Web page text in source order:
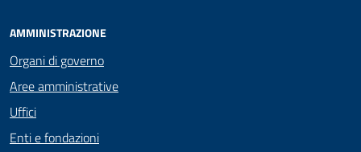
AMMINISTRAZIONE
Organi di governo
Aree amministrative
Uffici
Enti e fondazioni